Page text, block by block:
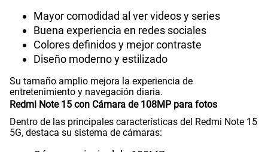
Cámara de fotos Principal
Cámara de fotos Frontal
Mayor comodidad al ver videos y series
Buena experiencia en redes sociales
Colores definidos y mejor contraste
Diseño moderno y estilizado
Su tamaño amplio mejora la experiencia de
entretenimiento y navegación diaria.
Redmi Note 15 con Cámara de 108MP para fotos
Dentro de las principales características del Redmi Note 15
5G, destaca su sistema de cámaras: